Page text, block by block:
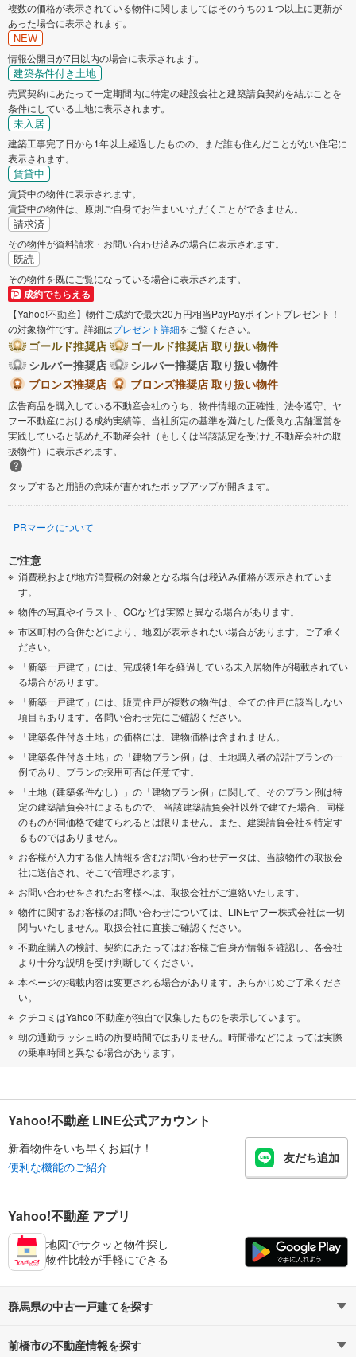
複数の価格が表示されている物件に関しましてはそのうちの１つ以上に更新が
あった場合に表示されます。
NEW
情報公開日が7日以内の場合に表示されます。
建築条件付き土地
売買契約にあたって一定期間内に特定の建設会社と建築請負契約を結ぶことを
条件にしている土地に表示されます。
未入居
建築工事完了日から1年以上経過したものの、まだ誰も住んだことがない住宅に
表示されます。
賃貸中
賃貸中の物件に表示されます。
賃貸中の物件は、原則ご自身でお住まいいただくことができません。
請求済
その物件が資料請求・お問い合わせ済みの場合に表示されます。
既読
その物件を既にご覧になっている場合に表示されます。
成約でもらえる
【Yahoo!不動産】物件ご成約で最大20万円相当PayPayポイントプレゼント！
の対象物件です。詳細はプレゼント詳細をご覧ください。
ゴールド推奨店
ゴールド推奨店 取り扱い物件
シルバー推奨店
シルバー推奨店 取り扱い物件
ブロンズ推奨店
ブロンズ推奨店 取り扱い物件
広告商品を購入している不動産会社のうち、物件情報の正確性、法令遵守、ヤ
フー不動産における成約実績等、当社所定の基準を満たした優良な店舗運営を
実践していると認めた不動産会社（もしくは当該認定を受けた不動産会社の取
扱物件）に表示されます。
タップすると用語の意味が書かれたポップアップが開きます。
PRマークについて
ご注意
消費税および地方消費税の対象となる場合は税込み価格が表示されていま
す。
物件の写真やイラスト、CGなどは実際と異なる場合があります。
市区町村の合併などにより、地図が表示されない場合があります。ご了承く
ださい。
「新築一戸建て」には、完成後1年を経過している未入居物件が掲載されてい
る場合があります。
「新築一戸建て」には、販売住戸が複数の物件は、全ての住戸に該当しない
項目もあります。各問い合わせ先にご確認ください。
「建築条件付き土地」の価格には、建物価格は含まれません。
「建築条件付き土地」の「建物プラン例」は、土地購入者の設計プランの一
例であり、プランの採用可否は任意です。
「土地（建築条件なし）」の「建物プラン例」に関して、そのプラン例は特
定の建築請負会社によるもので、 当該建築請負会社以外で建てた場合、同様
のものが同価格で建てられるとは限りません。また、建築請負会社を特定す
るものではありません。
お客様が入力する個人情報を含むお問い合わせデータは、当該物件の取扱会
社に送信され、そこで管理されます。
お問い合わせをされたお客様へは、取扱会社がご連絡いたします。
物件に関するお客様のお問い合わせについては、LINEヤフー株式会社は一切
関与いたしません。取扱会社に直接ご確認ください。
不動産購入の検討、契約にあたってはお客様ご自身が情報を確認し、各会社
より十分な説明を受け判断してください。
本ページの掲載内容は変更される場合があります。あらかじめご了承くださ
い。
クチコミはYahoo!不動産が独自で収集したものを表示しています。
朝の通勤ラッシュ時の所要時間ではありません。時間帯などによっては実際
の乗車時間と異なる場合があります。
Yahoo!不動産 LINE公式アカウント
新着物件をいち早くお届け！
便利な機能のご紹介
友だち追加
Yahoo!不動産 アプリ
地図でサクッと物件探し
物件比較が手軽にできる
群馬県の中古一戸建てを探す
路線・駅から探す
前橋市の不動産情報を探す